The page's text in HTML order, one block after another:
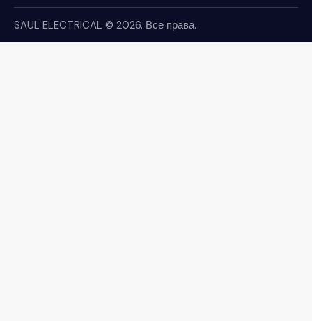
SAUL ELECTRICAL © 2026. Все права.